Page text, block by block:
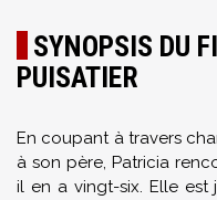
SYNOPSIS DU
PUISATIER
En coupant à travers
à son père, Patricia
il en a vingt-six. Elle est